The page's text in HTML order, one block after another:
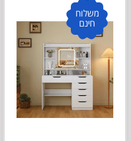
משלוח
חינם